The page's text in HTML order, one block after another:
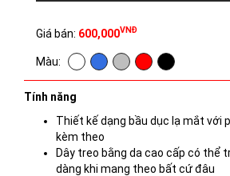
Giá bán: 600,000VNĐ
Màu:
Tính năng
Thiết kế dạng bầu dục lạ mắt với
kèm theo
Dây treo bằng da cao cấp có thể
dàng khi mang theo bất cứ đâu